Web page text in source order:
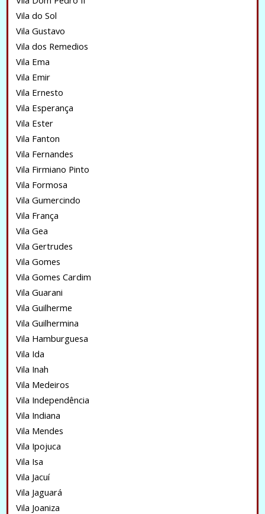
Vila do Sol
Vila Gustavo
Vila dos Remedios
Vila Ema
Vila Emir
Vila Ernesto
Vila Esperança
Vila Ester
Vila Fanton
Vila Fernandes
Vila Firmiano Pinto
Vila Formosa
Vila Gumercindo
Vila França
Vila Gea
Vila Gertrudes
Vila Gomes
Vila Gomes Cardim
Vila Guarani
Vila Guilherme
Vila Guilhermina
Vila Hamburguesa
Vila Ida
Vila Inah
Vila Medeiros
Vila Independência
Vila Indiana
Vila Mendes
Vila Ipojuca
Vila Isa
Vila Jacuí
Vila Jaguará
Vila Joaniza